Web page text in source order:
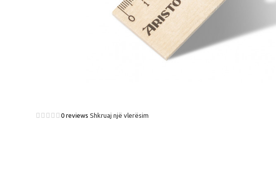
0 reviews Shkruaj një vlerësim